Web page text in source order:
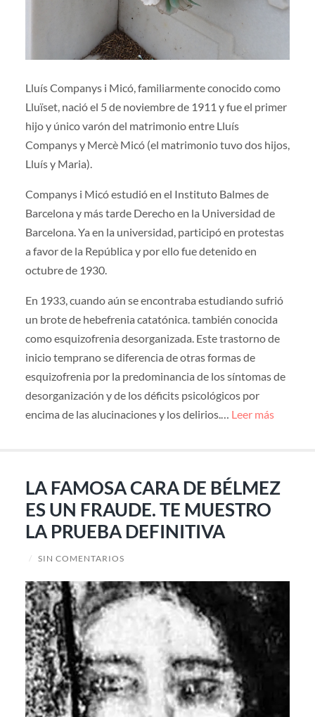
Lluís Companys i Micó, familiarmente conocido como
Lluïset, nació el 5 de noviembre de 1911 y fue el primer
hijo y único varón del matrimonio entre Lluís
Companys y Mercè Micó (el matrimonio tuvo dos hijos,
Lluís y Maria).
Companys i Micó estudió en el Instituto Balmes de
Barcelona y más tarde Derecho en la Universidad de
Barcelona. Ya en la universidad, participó en protestas
a favor de la República y por ello fue detenido en
octubre de 1930.
En 1933, cuando aún se encontraba estudiando sufrió
un brote de hebefrenia catatónica. también conocida
como esquizofrenia desorganizada. Este trastorno de
inicio temprano se diferencia de otras formas de
esquizofrenia por la predominancia de los síntomas de
desorganización y de los déficits psicológicos por
encima de las alucinaciones y los delirios.… Leer más
LA FAMOSA CARA DE BÉLMEZ
ES UN FRAUDE. TE MUESTRO
LA PRUEBA DEFINITIVA
/ SIN COMENTARIOS